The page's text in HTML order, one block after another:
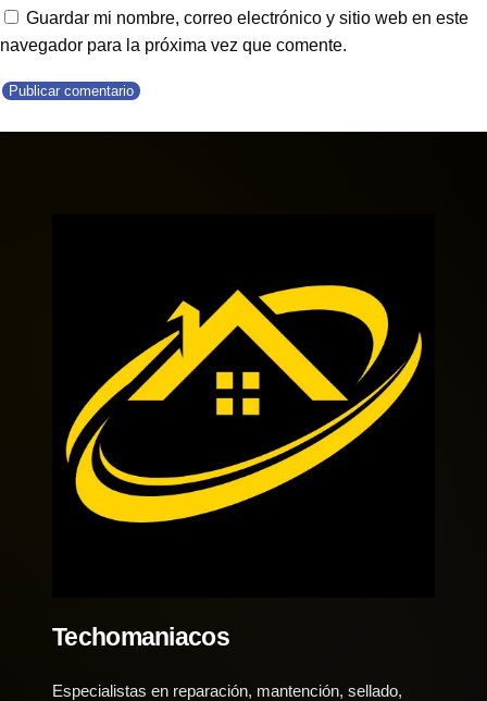
Guardar mi nombre, correo electrónico y sitio web en este
navegador para la próxima vez que comente.
Techomaniacos
Especialistas en reparación, mantención, sellado,